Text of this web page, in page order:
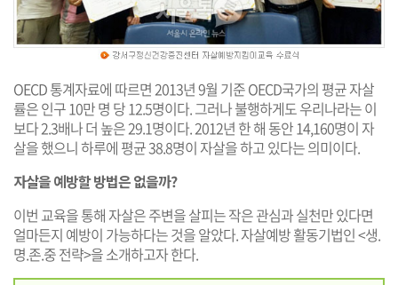
OECD 통계자료에 따르면 2013년 9월 기준 OECD국가의 평균 자살
률은 인구 10만 명 당 12.5명이다. 그러나 불행하게도 우리나라는 이
보다 2.3배나 더 높은 29.1명이다. 2012년 한 해 동안 14,160명이 자
살을 했으니 하루에 평균 38.8명이 자살을 하고 있다는 의미이다.
자살을 예방할 방법은 없을까?
이번 교육을 통해 자살은 주변을 살피는 작은 관심과 실천만 있다면
얼마든지 예방이 가능하다는 것을 알았다. 자살예방 활동기법인 <생.
명.존.중 전략>을 소개하고자 한다.